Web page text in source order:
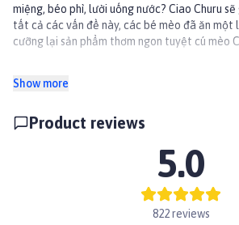
miệng, béo phì, lười uống nước? Ciao Churu
tất cả các vấn đề này, các bé mèo đã ăn một
cưỡng lại sản phẩm thơm ngon tuyệt cú mèo
niệu và thận.
nuôi dưỡng cơ thể.
- Dạng tuýp với khối lượng thuận tiện trong 1
THÀNH PHẦN: Cá Ngừ, Tôm Sú, Sò Điệp,
gà, Dầu cá, Vitamin E, Nước...
Không chứa chất tạo màu tổng hợp và chất
Show more
Product reviews
5.0
822 reviews